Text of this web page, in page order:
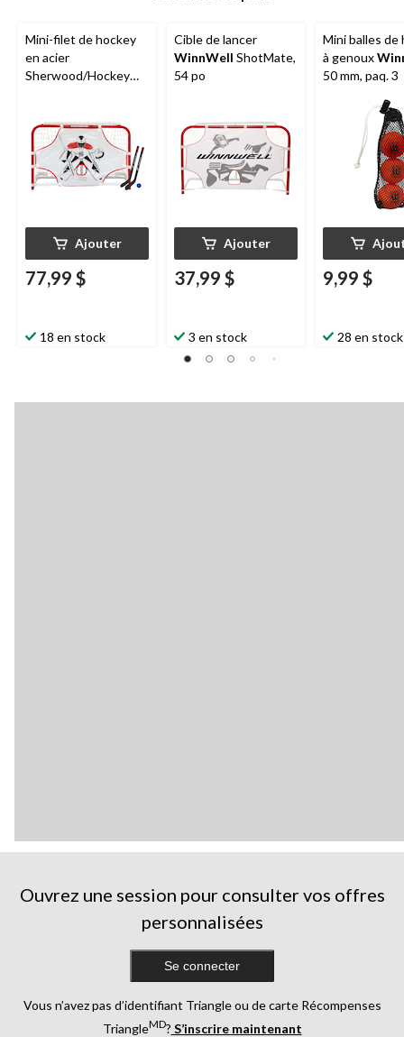
Mini-filet de hockey
en acier
Sherwood/Hockey
Ajouter
77,99 $
18 en stock
Cible de lancer
WinnWell ShotMate,
54 po
Ajouter
37,99 $
3 en stock
Mini balles de
à genoux
50 mm, paq. 3
9,99 $
28 en stock
Ouvrez une session pour consulter vos offres
personnalisées
Se connecter
Vous n’avez pas d’identifiant Triangle ou de carte Récompenses
TriangleMD? S’inscrire maintenant